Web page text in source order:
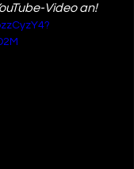
Video an!